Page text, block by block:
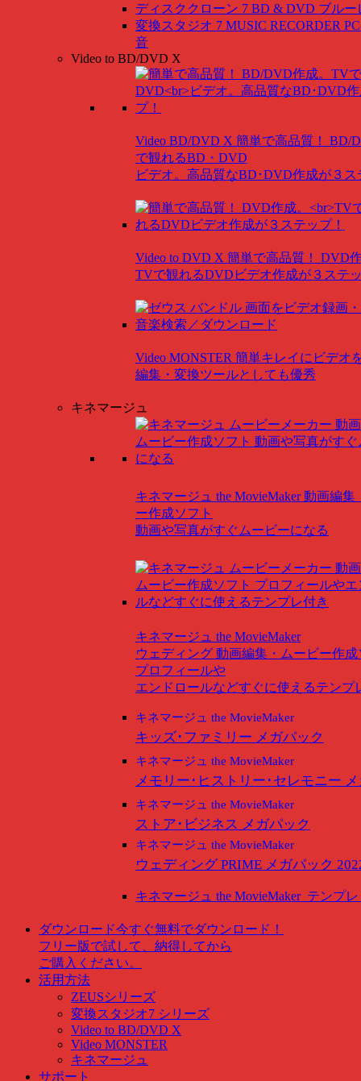
ディスククローン 7 BD & DVD ブルー
変換スタジオ 7 MUSIC RECORDER
音
Video to BD/DVD X
Video BD/DVD X 簡単で高品質！ BD/
で観れるBD・DVD
ビデオ。高品質なBD･DVD作成が３ス
Video to DVD X 簡単で高品質！ DVD
TVで観れるDVDビデオ作成が３ステ
Video MONSTER 簡単キレイにビデオ
編集・変換ツールとしても優秀
キネマージュ
キネマージュ the MovieMaker 動画編集
ー作成ソフト
動画や写真がすぐムービーになる
キネマージュ the MovieMaker
ウェディング 動画編集・ムービー作成
プロフィールや
エンドロールなどすぐに使えるテンプ
キネマージュ the MovieMaker
キッズ･ファミリー メガパック
キネマージュ the MovieMaker
メモリー･ヒストリー･セレモニー
キネマージュ the MovieMaker
ストア･ビジネス メガパック
キネマージュ the MovieMaker
ウェディング PRIME メガパック
キネマージュ the MovieMakerテンプ
ダウンロード今すぐ無料でダウンロード！
フリー版で試して、納得してから
ご購入ください。
活用方法
ZEUSシリーズ
変換スタジオ7 シリーズ
Video to BD/DVD X
Video MONSTER
キネマージュ
サポート